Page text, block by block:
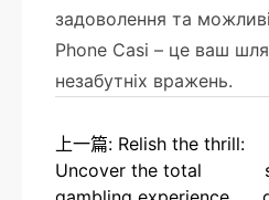
задоволення та
Phone Casi – це ваш
незабутніх вражень.
上一篇: Relish the thrill:
Uncover the total